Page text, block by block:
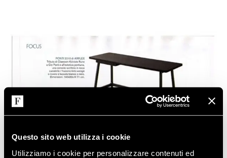
Questo sito web utilizza i cookie
Utilizziamo i cookie per personalizzare contenuti ed